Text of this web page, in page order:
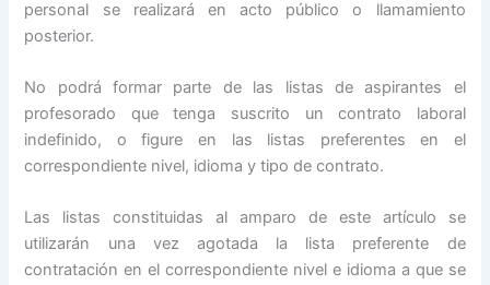
personal se realizará en acto público o llamamiento
posterior.
No podrá formar parte de las listas de aspirantes el
profesorado que tenga suscrito un contrato laboral
indefinido, o figure en las listas preferentes en el
correspondiente nivel, idioma y tipo de contrato.
Las listas constituidas al amparo de este artículo se
utilizarán una vez agotada la lista preferente de
contratación en el correspondiente nivel e idioma a que se